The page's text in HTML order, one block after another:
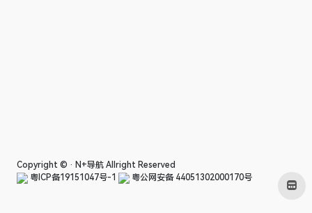
Copyright © · N+导航 Allright Reserved
粤ICP备19151047号-1
粤公网安备 44051302000170号